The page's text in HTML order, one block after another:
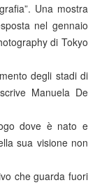
Una mostra
nel gennaio
di Tokyo
degli stadi di
Manuela De
dove è nato e
sua visione non
che guarda fuori